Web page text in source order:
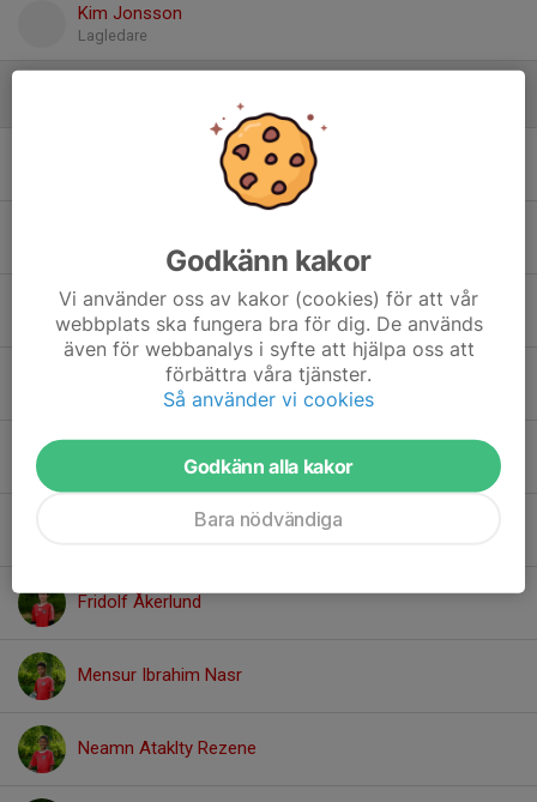
Kim Jonsson
Lagledare
Abdullahi Abdiasis Aden
Daniel Weldeghirghis
Elliott Viklund
Fridolf Åkerlund
Mensur Ibrahim Nasr
Neamn Ataklty Rezene
Godkänn kakor
Vi använder oss av kakor (cookies) för att vår
webbplats ska fungera bra för dig. De används
även för webbanalys i syfte att hjälpa oss att
förbättra våra tjänster.
Så använder vi cookies
Godkänn alla kakor
Bara nödvändiga